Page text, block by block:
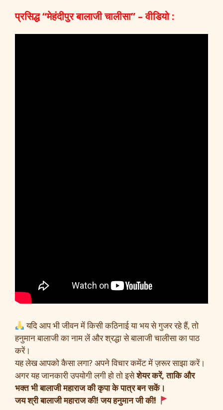
प्रसिद्ध “मेहंदीपुर बालाजी चालीसा” – वीडियो :
यदि आप भी जीवन में किसी कठिनाई या भय से गुजर रहे हैं, तो
हनुमान बालाजी का नाम लें और श्रद्धा से बालाजी चालीसा का पाठ
करें।
यह लेख आपको कैसा लगा? अपने विचार कमेंट में ज़रूर साझा करें।
अगर यह जानकारी उपयोगी लगी हो तो इसेशेयर करें, ताकि और
भक्त भी बालाजी महाराज की कृपा के पात्र बन सकें।
जय श्री बालाजी महाराज की! जय हनुमान जी की!